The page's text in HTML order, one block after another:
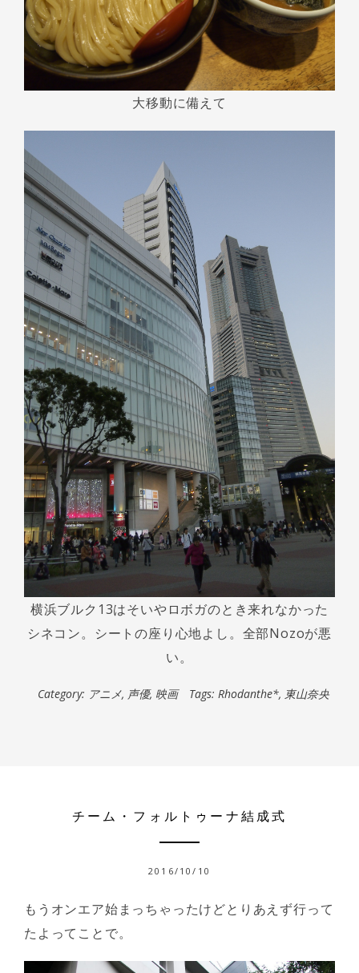
大移動に備えて
横浜ブルク13はそいやロボガのとき来れなかった
シネコン。シートの座り心地よし。全部Nozoが悪
い。
Category: アニメ, 声優, 映画 Tags: Rhodanthe*, 東山奈央
チーム・フォルトゥーナ結成式
2016/10/10
もうオンエア始まっちゃったけどとりあえず行って
たよってことで。